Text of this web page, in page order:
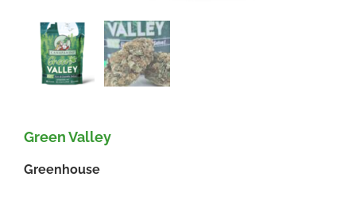
FAQ
Green Valley
Greenhouse